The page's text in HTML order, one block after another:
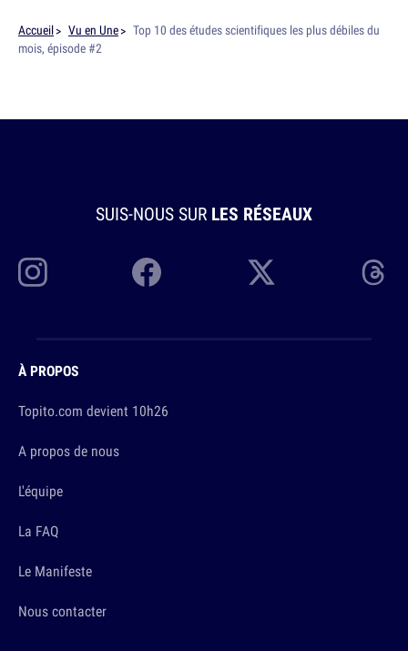
Accueil Vu en Une
Top 10 des études scientifiques les plus débiles du
mois, épisode #2
SUIS-NOUS SUR LES RÉSEAUX
À PROPOS
Topito.com devient 10h26
A propos de nous
L'équipe
La FAQ
Le Manifeste
Nous contacter